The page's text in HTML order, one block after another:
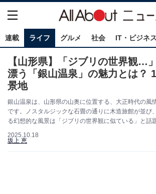
連載 ライフ グルメ 社会 IT・ビジネス
【山形県】「ジブリの世界観…
漂う「銀山温泉」の魅力とは？
景地
銀山温泉は、山形県の山奥に位置する、大正時代の風
です。ノスタルジックな石畳の通りに木造旅館が並び
る幻想的な風景は「ジブリの世界観に似ている」と話
2025.10.18
坂上 恵